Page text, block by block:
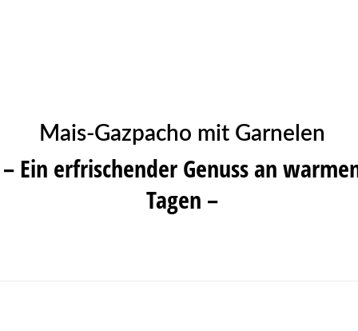
Mais-Gazpacho mit Garnelen
– Ein erfrischender Genuss an
Tagen –